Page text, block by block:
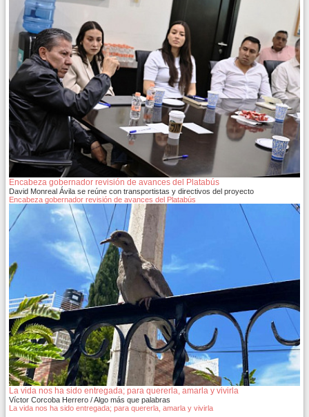
Encabeza gobernador revisión de avances del Platabús
David Monreal Ávila se reúne con transportistas y directivos del proyecto
Encabeza gobernador revisión de avances del Platabús
La vida nos ha sido entregada; para quererla, amarla y vivirla
Víctor Corcoba Herrero / Algo más que palabras
La vida nos ha sido entregada; para quererla, amarla y vivirla